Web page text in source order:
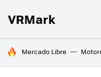
VRMark
HOY SE HABLA DE
Mercado Libre